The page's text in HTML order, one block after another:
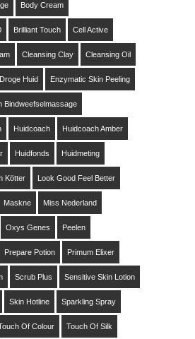
Body Cream
Brilliant Touch Cell Active
Cleansing Clay Cleansing Oil
Droge Huid Enzymatic Skin Peeling
Bindweefselmassage
Huidcoach Huidcoach Amber
Huidfonds Huidmeting
Kötter Look Good Feel Better
Maskne Miss Nederland
Oxys Genes Peelen
Prepare Potion Primum Elixer
Scrub Plus Sensitive Skin Lotion
Skin Hotline Sparkling Spray
Of Colour Touch Of Silk